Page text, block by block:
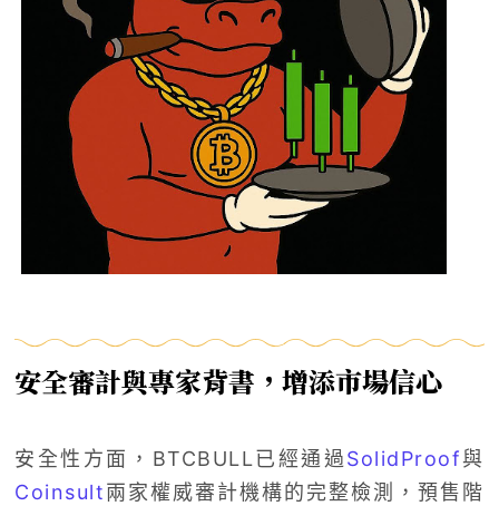
安全審計與專家背書，增添市場信心
安全性方面，BTCBULL已經通過SolidProof與
Coinsult兩家權威審計機構的完整檢測，預售階